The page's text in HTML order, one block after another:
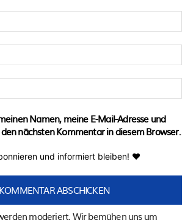
Namen, meine E-Mail-Adresse und
nächsten Kommentar in diesem Browser.
und informiert bleiben! ♥
moderiert. Wir bemühen uns um